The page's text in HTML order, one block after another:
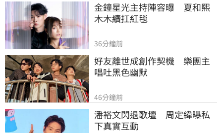
金鐘星光主持陣容曝　夏和熙
木木續扛紅毯
36分鐘前
好友離世成創作契機　樂團主
唱吐黑色幽默
46分鐘前
潘裕文閃退歌壇　周定緯曝私
下真實互動